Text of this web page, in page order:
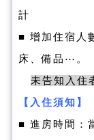
計
​■ 增加住宿人
床、備品⋯。
未告知入住
【入住須知】
■ 進房時間：